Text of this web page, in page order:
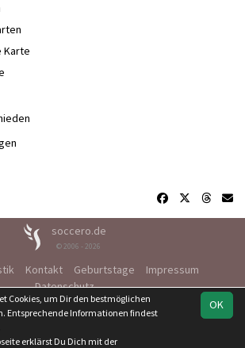
Karte
soccero.de
© 2006 - 2026
Kontakt Geburtstage
Impressum
Datenschutz
OK
Cookies, um Dir den bestmöglichen
Entsprechende Informationen findest
erklärst Du Dich mit der